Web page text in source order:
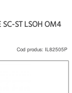
ST LSOH OM4
Cod produs: IL82505P